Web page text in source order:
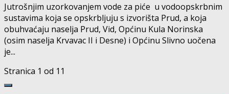
Jutrošnjim uzorkovanjem vode za piće u vodoopskrbnim
sustavima koja se opskrbljuju s izvorišta Prud, a koja
obuhvaćaju naselja Prud, Vid, Općinu Kula Norinska
(osim naselja Krvavac II i Desne) i Općinu Slivno uočena
je...
Stranica 1 od 1 1